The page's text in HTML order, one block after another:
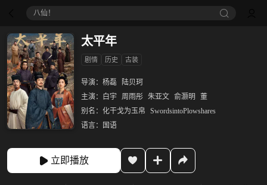
八仙！
太平年
剧情 历史 古装
导演： 杨磊
陆贝珂
主演：
白宇 周雨彤 朱亚文 俞灏明
董
别名： 化干戈为玉帛
SwordsintoPlowshares
语言：
国语
立即播放